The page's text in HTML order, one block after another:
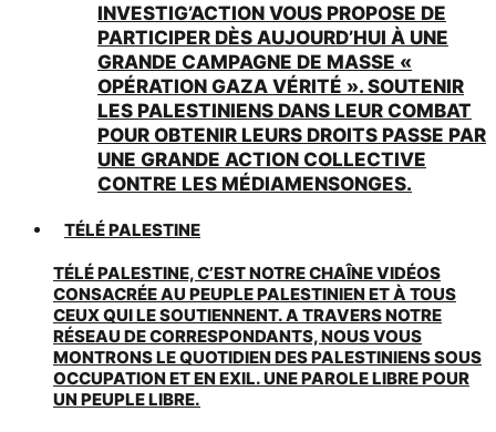
INVESTIG’ACTION VOUS PROPOSE DE
PARTICIPER DÈS AUJOURD’HUI À UNE
GRANDE CAMPAGNE DE MASSE «
OPÉRATION GAZA VÉRITÉ ». SOUTENIR
LES PALESTINIENS DANS LEUR COMBAT
POUR OBTENIR LEURS DROITS PASSE PAR
UNE GRANDE ACTION COLLECTIVE
CONTRE LES MÉDIAMENSONGES.
TÉLÉ PALESTINE
TÉLÉ PALESTINE, C’EST NOTRE CHAÎNE VIDÉOS
CONSACRÉE AU PEUPLE PALESTINIEN ET À TOUS
CEUX QUI LE SOUTIENNENT. A TRAVERS NOTRE
RÉSEAU DE CORRESPONDANTS, NOUS VOUS
MONTRONS LE QUOTIDIEN DES PALESTINIENS SOUS
OCCUPATION ET EN EXIL. UNE PAROLE LIBRE POUR
UN PEUPLE LIBRE.